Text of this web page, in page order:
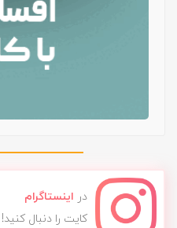
در اینستاگرام
کایت را دنبال کنید!